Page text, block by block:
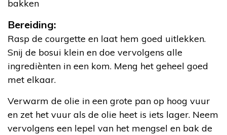
bakken
Bereiding:
Rasp de courgette en laat hem goed uitlekken.
Snij de bosui klein en doe vervolgens alle
ingrediènten in een kom. Meng het geheel goed
met elkaar.
Verwarm de olie in een grote pan op hoog vuur
en zet het vuur als de olie heet is iets lager. Neem
vervolgens een lepel van het mengsel en bak de